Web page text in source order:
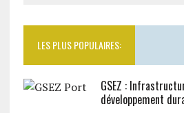
LES PLUS POPULAIRES:
GSEZ :
développement